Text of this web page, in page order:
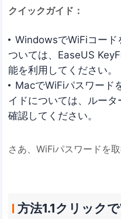
クイックガイド：
WindowsでWiFiコード
ついては、EaseUS
能を利用してください。
MacでWiFiパスワード
イドについては、ルー
確認してください。
さあ、WiFiパスワードを取
方法1.1クリック